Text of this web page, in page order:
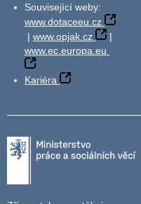
Související weby:
www.dotaceeu.cz
| www.opjak.cz
|
www.ec.europa.eu
Kariéra